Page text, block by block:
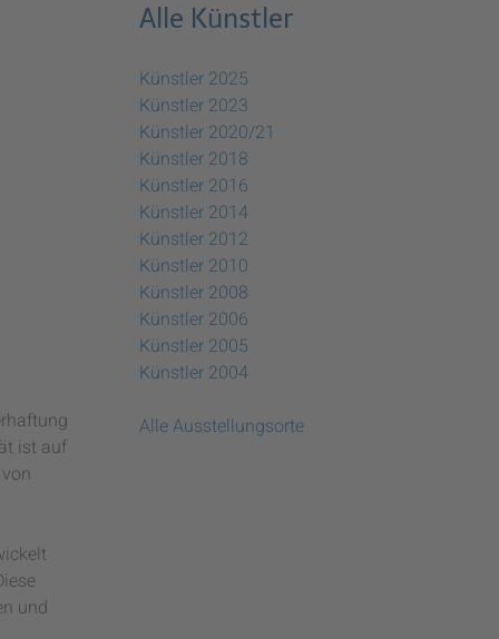
ist auf
und
Alle Künstler
Künstler 2025
Künstler 2023
Künstler 2020/21
Künstler 2018
Künstler 2016
Künstler 2014
Künstler 2012
Künstler 2010
Künstler 2008
Künstler 2006
Künstler 2005
Künstler 2004
Alle Ausstellungsorte